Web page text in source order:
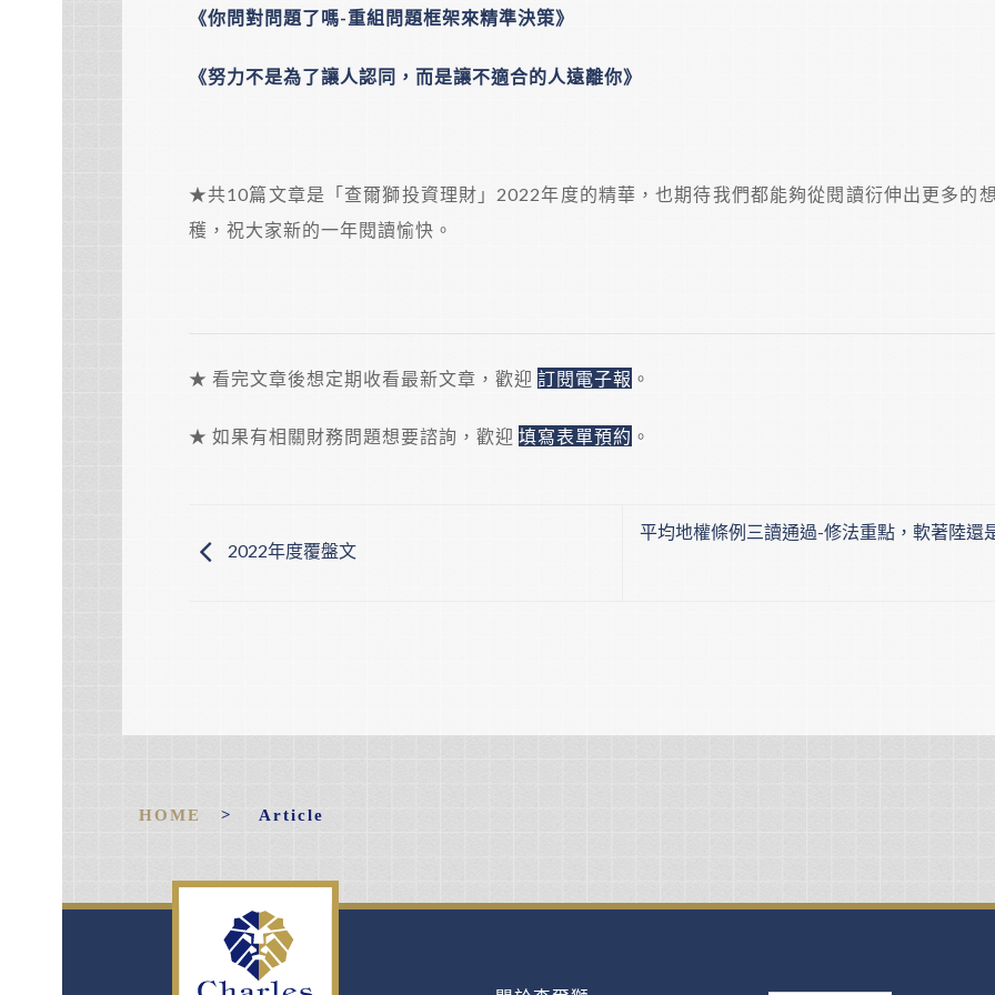
《你問對問題了嗎-重組問題框架來精準決策》
《努力不是為了讓人認同，而是讓不適合的人遠離你》
★共10篇文章是「查爾獅投資理財」2022年度的精華，也期待我們都能夠從閱讀衍伸出更多的
穫，祝大家新的一年閱讀愉快。
★ 看完文章後想定期收看最新文章，歡迎 訂閱電子報 。
★ 如果有相關財務問題想要諮詢，歡迎 填寫表單預約 。
2022年度覆盤文
平均地權條例三讀通過-修法重點，軟著陸還
HOME > Article